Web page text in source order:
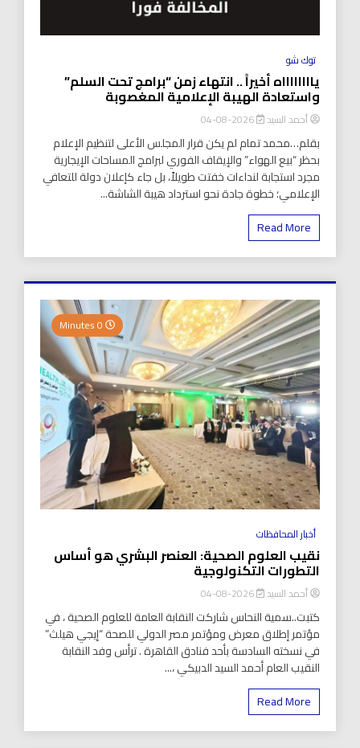
توك شو
يااااااااه أخيراً .. انتهاء زمن “برامج تحت السلم”
واستعادة الهيبة الإعلامية المغصوبة
أحمد السيد 2026-08-04
بقلم…محمد تمام لم يكن قرار المجلس الأعلى لتنظيم الإعلام
بحظر “بيع الهواء” والإيقاف الفوري لبرامج المساحات الإيجارية
مجرد استجابة لنداءات خفتت طويلاً، بل جاء كإعلان دولة للتعافي
الإعلامي؛ خطوة جادة نحو استرداد هيبة الشاشة...
Read More
أخبار المحافظات
نقيب العلوم الصحية: العنصر البشري هو أساس
التطورات التكنولوجية
أحمد السيد 2026-08-04
كتبت..سمية النحاس شاركت النقابة العامة للعلوم الصحية ، في
مؤتمر إطلاق معرض ومؤتمر مصر الدولي للصحة “إيجي هيلث”
في نسخته السادسة بأحد فنادق القاهرة . ترأس وفد النقابة
النقيب العام أحمد السيد الدبيكي ،...
Read More